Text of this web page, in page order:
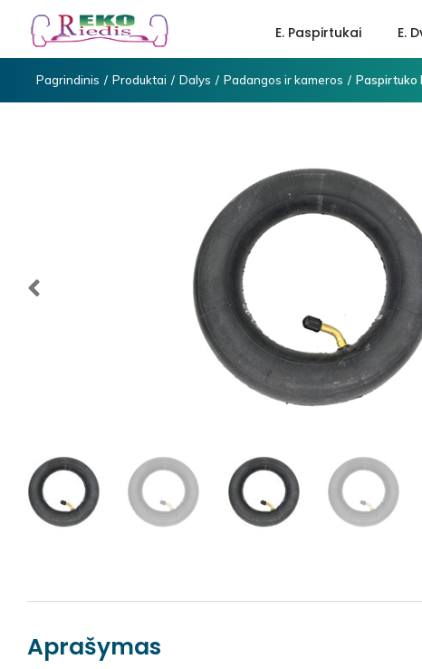
E. Paspirtukai E.
Pagrindinis / Produktai / Dalys / Padangos ir kameros / Paspirtuko
Aprašymas